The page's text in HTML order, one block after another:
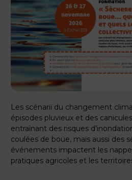
Les scénarii du changement
épisodes pluvieux et des
entraînant des risques
coulées de boue, mais aussi des
événements impactent les
pratiques agricoles et les